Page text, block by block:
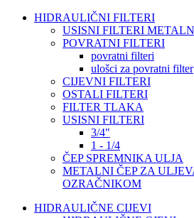
HIDRAULIČNI FILTERI
USISNI FILTERI
POVRATNI FILTERI
povratni filteri
ulošci za povratni filter
CIJEVNI FILTERI
OSTALI FILTERI
FILTER TLAKA
USISNI FILTERI
3/4"
1 - 1/4
ČEP SPREMNIKA ULJA
METALNI ČEP ZA
OZRAČNIKOM
HIDRAULIČNE CIJEVI